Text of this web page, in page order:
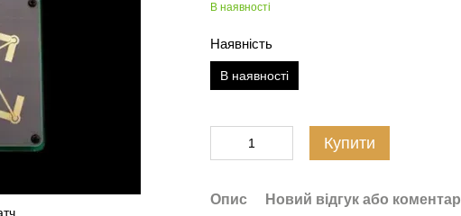
В наявності
Наявність
В наявності
Купити
Опис Новий відгук або коментар